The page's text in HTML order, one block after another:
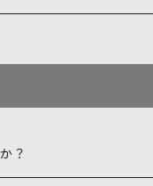
？